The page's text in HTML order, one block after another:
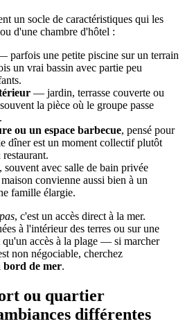
un socle de caractéristiques qui les
d'une chambre d'hôtel :
parfois une petite piscine sur un terrain
un vrai bassin avec partie peu
— jardin, terrasse couverte ou
la pièce où le groupe passe
ou un espace barbecue, pensé pour
dîner est un moment collectif plutôt
, souvent avec salle de bain privée
convienne aussi bien à un
famille élargie.
, c'est un accès direct à la mer.
à l'intérieur des terres ou sur une
accès à la plage — si marcher
non négociable, cherchez
bord de mer.
ou quartier
différentes